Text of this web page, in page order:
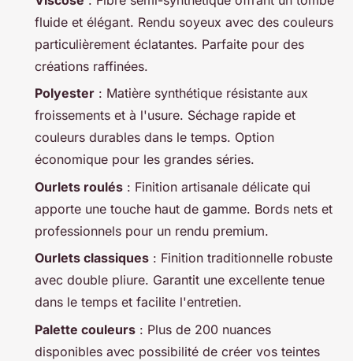
fluide et élégant. Rendu soyeux avec des couleurs
particulièrement éclatantes. Parfaite pour des
créations raffinées.
Polyester : Matière synthétique résistante aux
froissements et à l'usure. Séchage rapide et
couleurs durables dans le temps. Option
économique pour les grandes séries.
Ourlets roulés : Finition artisanale délicate qui
apporte une touche haut de gamme. Bords nets et
professionnels pour un rendu premium.
Ourlets classiques : Finition traditionnelle robuste
avec double pliure. Garantit une excellente tenue
dans le temps et facilite l'entretien.
Palette couleurs : Plus de 200 nuances
disponibles avec possibilité de créer vos teintes